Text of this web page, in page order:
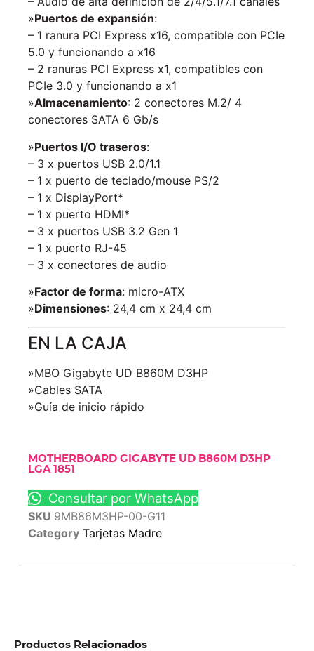
»Puertos de expansión:
– 1 ranura PCI Express x16, compatible con PCIe
5.0 y funcionando a x16
– 2 ranuras PCI Express x1, compatibles con
PCIe 3.0 y funcionando a x1
»Almacenamiento: 2 conectores M.2/ 4
conectores SATA 6 Gb/s
»Puertos I/O traseros:
– 3 x puertos USB 2.0/1.1
– 1 x puerto de teclado/mouse PS/2
– 1 x DisplayPort*
– 1 x puerto HDMI*
– 3 x puertos USB 3.2 Gen 1
– 1 x puerto RJ-45
– 3 x conectores de audio
»Factor de forma: micro-ATX
»Dimensiones: 24,4 cm x 24,4 cm
EN LA CAJA
»MBO Gigabyte UD B860M D3HP
»Cables SATA
»Guía de inicio rápido
MOTHERBOARD GIGABYTE UD B860M D3HP
LGA 1851
Consultar por WhatsApp
SKU 9MB86M3HP-00-G11
Category Tarjetas Madre
Productos Relacionados